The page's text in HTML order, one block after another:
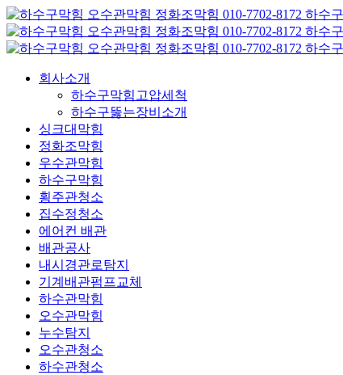
콘
텐
츠
회사소개
하수구막힘고압세척
하수구뚫는장비소개
싱크대막힘
정화조막힘
우수관막힘
하수구막힘
횡주관청소
집수정청소
에어컨 배관
배관공사
내시경관로탐지
기계배관펌프교체
하수관막힘
오수관막힘
누수탐지
오수관청소
하수관청소